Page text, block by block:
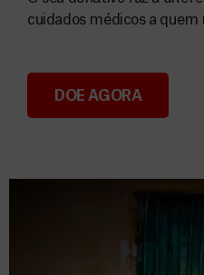
Donativos
cuidados médicos a quem
DOE AGORA